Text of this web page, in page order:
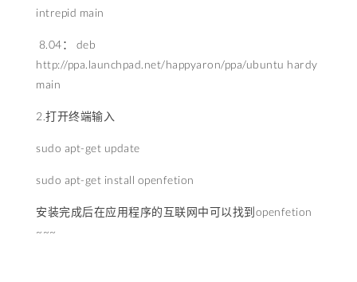
intrepid main
8.04： deb
http://ppa.launchpad.net/happyaron/ppa/ubuntu hardy
main
2.打开终端输入
sudo apt-get update
sudo apt-get install openfetion
安装完成后在应用程序的互联网中可以找到openfetion
~~~